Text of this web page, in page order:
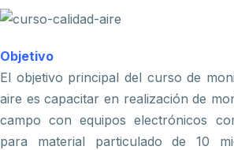
Objetivo
El objetivo principal del curso de
aire es capacitar en realización de
campo con equipos electrónicos
para material particulado de 10